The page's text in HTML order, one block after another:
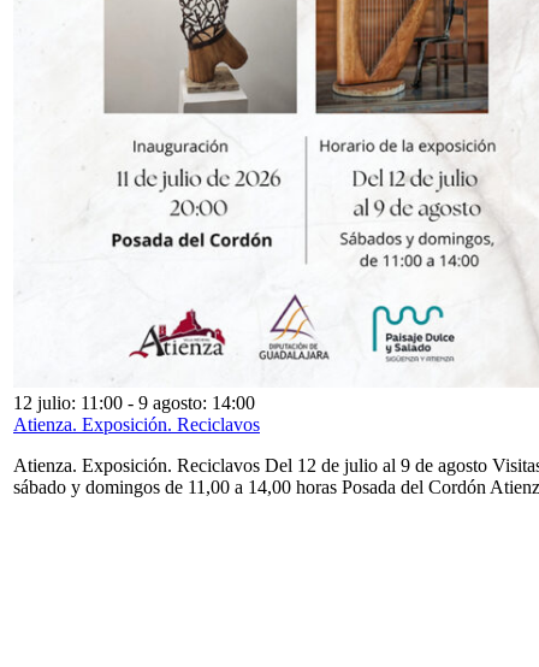
12 julio: 11:00 - 9 agosto: 14:00
Atienza. Exposición. Reciclavos
Atienza. Exposición. Reciclavos Del 12 de julio al 9 de agosto
sábado y domingos de 11,00 a 14,00 horas Posada del Cordón